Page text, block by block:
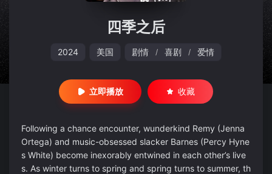
四季之后
2024 美国 剧情 / 喜剧 / 爱情
立即播放 收藏
Following a chance encounter, wunderkind Remy (Jenna
Ortega) and music-obsessed slacker Barnes (Percy Hyne
s White) become inexorably entwined in each other’s live
s. As winter turns to spring and spring turns to summer, th